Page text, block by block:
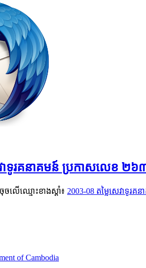
វាទូរគនាគមន៍ ប្រកាសលេខ ២៦
លើឈ្មោះខាងស្តាំ៖ 2003-08 តម្លៃសេវាទូរ
of Cambodia